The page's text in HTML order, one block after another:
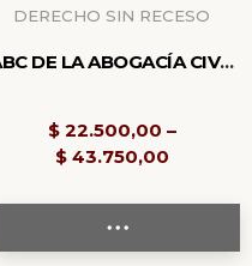
DERECHO SIN RECESO
ABC DE LA ABOGACÍA CIVIL Y PENAL – DSR 11° EDICIÓN
$22.500,00 –
$43.750,00